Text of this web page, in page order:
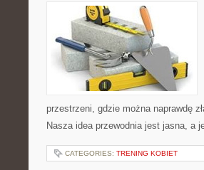
przestrzeni, gdzie można naprawdę
Nasza idea przewodnia jest jasna,
CATEGORIES: TRENING KOBIET